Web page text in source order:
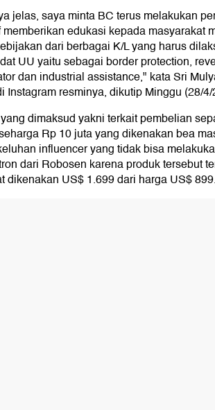
jelas, saya minta BC terus melakukan
edukasi kepada masyarakat
dari berbagai K/L yang harus
UU yaitu sebagai border protection,
dan industrial assistance," kata Sri
Instagram resminya, dikutip Minggu (28/
dimaksud yakni terkait pembelian
Rp 10 juta yang dikenakan bea
influencer yang tidak bisa
dari Robosen karena produk tersebut
dikenakan US$ 1.699 dari harga US$ 899.